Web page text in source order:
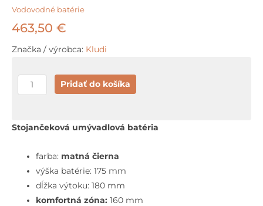
Vodovodné batérie
463,50 €
Značka / výrobca: Kludi
množstvo
Kludi
Umývadlová
výpusťou
Push-
Open,
Pridať do košíka
Stojančeková umývadlová batéria
farba: matná čierna
výška batérie: 175 mm
dĺžka výtoku: 180 mm
komfortná zóna: 160 mm